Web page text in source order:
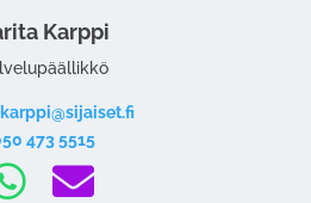
Karppi
473 5515
